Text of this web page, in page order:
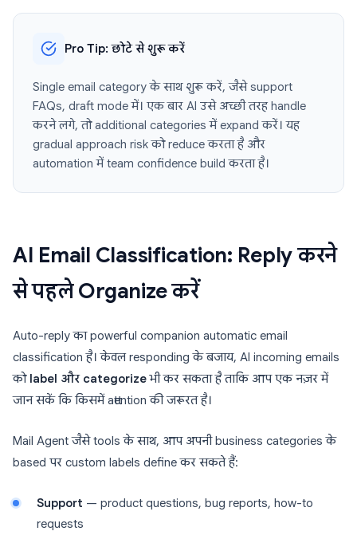
Pro Tip: छोटे से शुरू करें
Single email category के साथ शुरू करें, जैसे support
FAQs, draft mode में। एक बार AI उसे अच्छी तरह handle
करने लगे, तो additional categories में expand करें। यह
gradual approach risk को reduce करता है और
automation में team confidence build करता है।
AI Email Classification: Reply करने
से पहले Organize करें
Auto-reply का powerful companion automatic email
classification है। केवल responding के बजाय, AI incoming emails
को label और categorizeभी कर सकता है ताकि आप एक नज़र में
जान सकें कि किसमें attention की जरूरत है।
Mail Agent जैसे tools के साथ, आप अपनी business categories के
based पर custom labels define कर सकते हैं:
Support — product questions, bug reports, how-to
requests